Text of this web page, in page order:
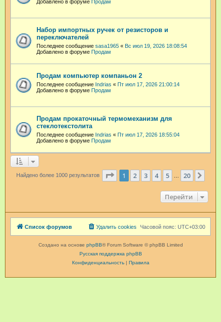
Добавлено в форуме Продам
Набор импортных ручек от резисторов и
переключателей
Последнее сообщение sasa1965 « Вс июл 19, 2026 18:08:54
Добавлено в форуме Продам
Продам компьютер компаньон 2
Последнее сообщение Indrias « Пт июл 17, 2026 21:00:14
Добавлено в форуме Продам
Продам прокаточный термомеханизм для
стеклотекстолита
Последнее сообщение Indrias « Пт июл 17, 2026 18:55:04
Добавлено в форуме Продам
Найдено более 1000 результатов Страница из 20
1 2 3 4 5 20
Перейти
Список форумов Часовой пояс: UTC+03:00
Удалить cookies
Создано на основе phpBB® Forum Software © phpBB Limited
Русская поддержка phpBB
Конфиденциальность| Правила